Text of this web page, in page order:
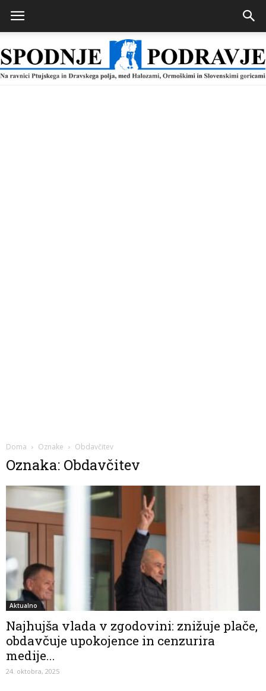
Doma Oznake Obdavčitev
Oznaka: Obdavčitev
Aktualno
Najhujša vlada v zgodovini: znižuje plače,
obdavčuje upokojence in cenzurira
medije...
24. oktobra, 2025